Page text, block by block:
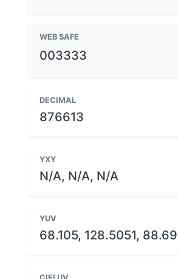
WEB SAFE
003333
DECIMAL
876613
YXY
N/A, N/A, N/A
YUV
68.105, 128.5051,
CIELUV